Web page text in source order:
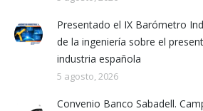
Presentado el IX Barómetro
de la ingeniería sobre el
industria española
5 agosto, 2026
Convenio Banco Sabadell.